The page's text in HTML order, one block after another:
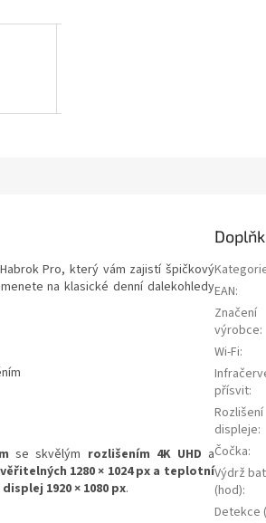
Pro, který vám zajistí špičkový
na klasické denní dalekohledy
se skvělým rozlišením 4K UHD a
1280 × 1024 px a teplotní
displej 1920 × 1080 px.
EAN:
Značení
výrobce:
Wi-Fi:
přísvit:
Rozlišení
displeje:
Čočka:
Výdrž
(hod):
Detekce